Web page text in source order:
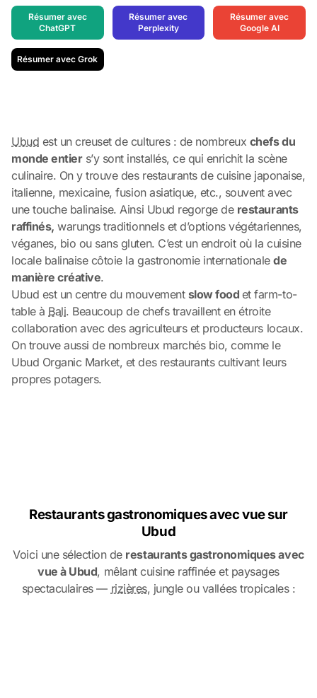
Ubud est un creuset de cultures : de nombreux chefs du
monde entiers’y sont installés, ce qui enrichit la scène
culinaire. On y trouve des restaurants de cuisine japonaise,
italienne, mexicaine, fusion asiatique, etc., souvent avec
une touche balinaise. Ainsi Ubud regorge de restaurants
raffinés, warungs traditionnels et d’options végétariennes,
véganes, bio ou sans gluten. C’est un endroit où la cuisine
locale balinaise côtoie la gastronomie internationalede
manière créative.
Ubud est un centre du mouvement slow food et farm-to-
table à Bali. Beaucoup de chefs travaillent en étroite
collaboration avec des agriculteurs et producteurs locaux.
On trouve aussi de nombreux marchés bio, comme le
Ubud Organic Market, et des restaurants cultivant leurs
propres potagers.
Restaurants gastronomiques avec vue sur
Ubud
Voici une sélection de restaurants gastronomiques avec
vue à Ubud, mêlant cuisine raffinée et paysages
spectaculaires — rizières, jungle ou vallées tropicales :
Résumer avec
ChatGPT
Résumer avec
Perplexity
Résumer avec
Google AI
Résumer avec Grok